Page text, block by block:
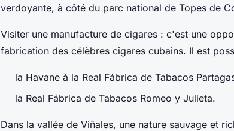
verdoyante, à côté du parc national de Topes de
Visiter une manufacture de cigares : c'est une
fabrication des célèbres cigares cubains. Il est
la Havane à la Real Fábrica de Tabacos
la Real Fábrica de Tabacos Romeo y Julieta.
Dans la vallée de Viñales, une nature sauvage et